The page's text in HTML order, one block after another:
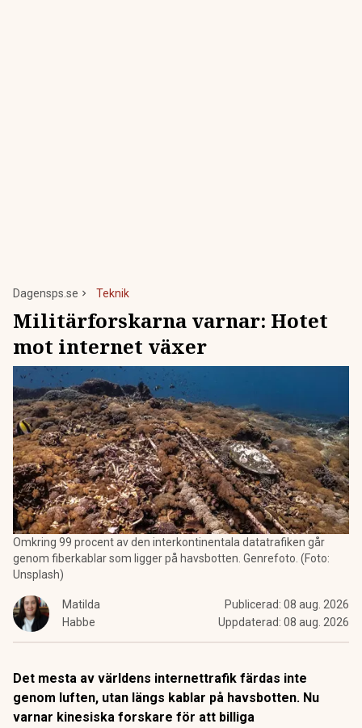
Dagensps.se Teknik
Militärforskarna varnar: Hotet
mot internet växer
Omkring 99 procent av den interkontinentala datatrafiken går
genom fiberkablar som ligger på havsbotten. Genrefoto. (Foto:
Unsplash)
Matilda
Habbe
Publicerad: 08 aug. 2026
Uppdaterad: 08 aug. 2026
Det mesta av världens internettrafik färdas inte
genom luften, utan längs kablar på havsbotten. Nu
varnar kinesiska forskare för att billiga